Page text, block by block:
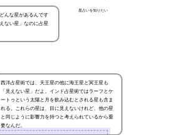
星占いを知りたい
んな星があるんです
ない星」なのに占星
西洋占星術では、天王星の他に海王星と冥王星も
「見えない星」だよ。インド占星術ではラーフとケ
ートゥという太陽と月を飲み込むとされる星も含ま
れる。これらの星は、目に見えないけれど、他の星
と同じように影響力を持つと考えられているから重
要なんだ。